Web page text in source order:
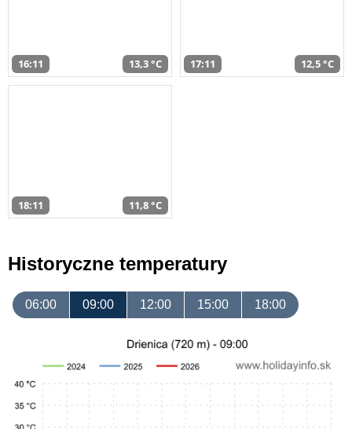
16:11 13,3 °C 17:11 12,5 °C
18:11 11,8 °C
Historyczne temperatury
06:00 09:00 12:00 15:00 18:00